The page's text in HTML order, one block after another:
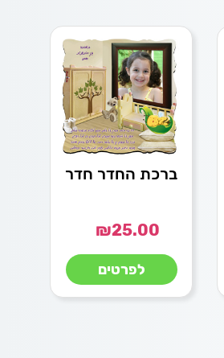
ברכת החדר חדר
₪25.00
לפרטים